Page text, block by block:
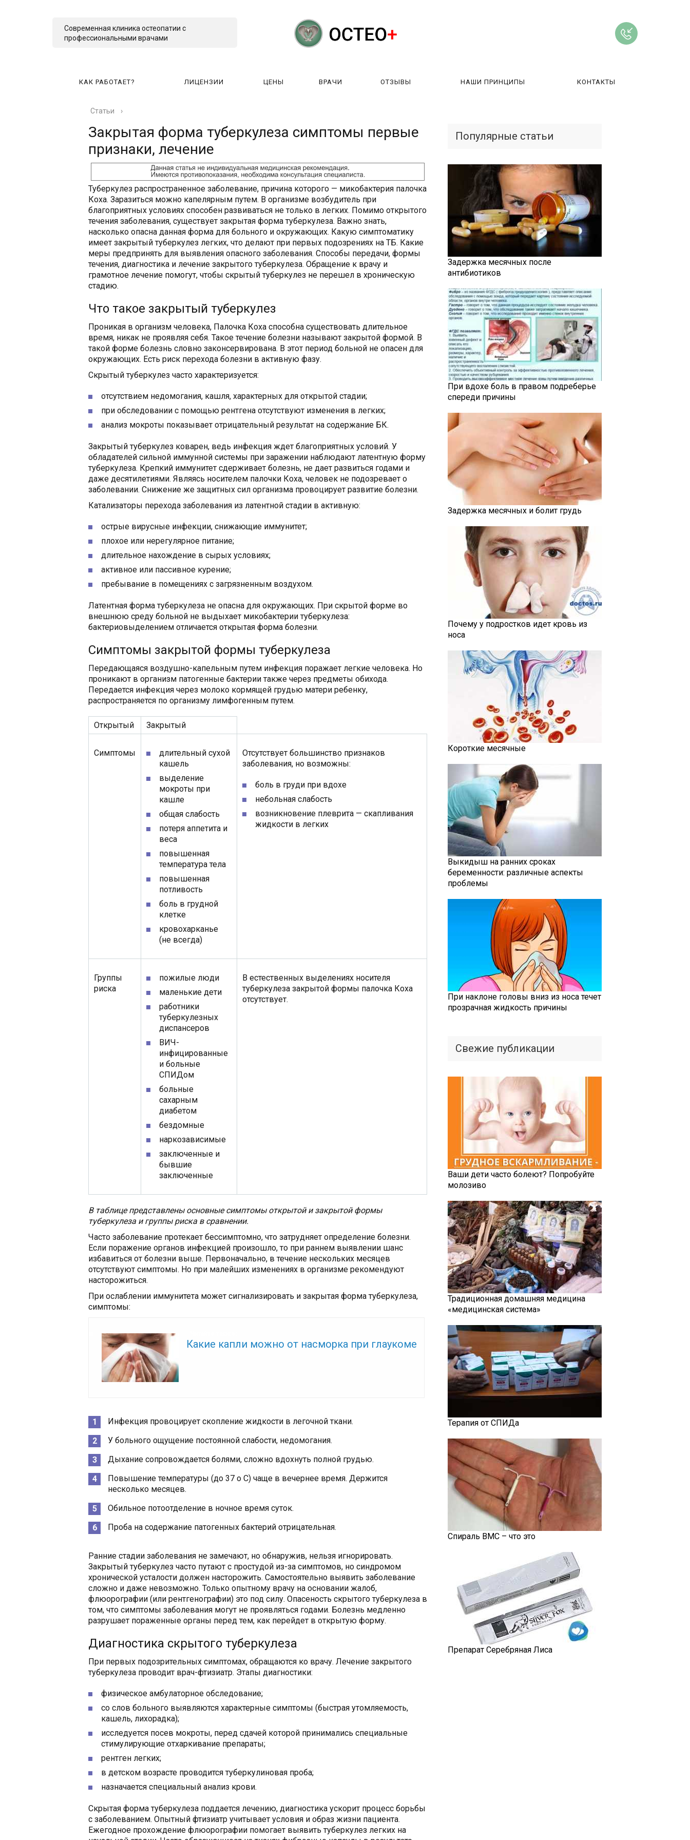
Современная клиника остеопатии с
профессиональными врачами
КАК РАБОТАЕТ? ЛИЦЕНЗИИ ЦЕНЫ ВРАЧИ ОТЗЫВЫ НАШИ ПРИНЦИПЫ КОНТАКТЫ
КАК РАБОТАЕТ?
Статьи ›
Закрытая форма туберкулеза симптомы первые
признаки, лечение
Туберкулез распространенное заболевание, причина которого — микобактерия палочка
Коха. Заразиться можно капелярным путем. В организме возбудитель при
благоприятных условиях способен развиваться не только в легких. Помимо открытого
течения заболевания, существует закрытая форма туберкулеза. Важно знать,
насколько опасна данная форма для больного и окружающих. Какую симптоматику
имеет закрытый туберкулез легких, что делают при первых подозрениях на ТБ. Какие
меры предпринять для выявления опасного заболевания. Способы передачи, формы
течения, диагностика и лечение закрытого туберкулеза. Обращение к врачу и
грамотное лечение помогут, чтобы скрытый туберкулез не перешел в хроническую
стадию.
Что такое закрытый туберкулез
Проникая в организм человека, Палочка Коха способна существовать длительное
время, никак не проявляя себя. Такое течение болезни называют закрытой формой. В
такой форме болезнь словно законсервирована. В этот период больной не опасен для
окружающих. Есть риск перехода болезни в активную фазу.
Скрытый туберкулез часто характеризуется:
отсутствием недомогания, кашля, характерных для открытой стадии;
при обследовании с помощью рентгена отсутствуют изменения в легких;
анализ мокроты показывает отрицательный результат на содержание БК.
Закрытый туберкулез коварен, ведь инфекция ждет благоприятных условий. У
обладателей сильной иммунной системы при заражении наблюдают латентную форму
туберкулеза. Крепкий иммунитет сдерживает болезнь, не дает развиться годами и
даже десятилетиями. Являясь носителем палочки Коха, человек не подозревает о
заболевании. Снижение же защитных сил организма провоцирует развитие болезни.
Катализаторы перехода заболевания из латентной стадии в активную:
острые вирусные инфекции, снижающие иммунитет;
плохое или нерегулярное питание;
длительное нахождение в сырых условиях;
активное или пассивное курение;
пребывание в помещениях с загрязненным воздухом.
Латентная форма туберкулеза не опасна для окружающих. При скрытой форме во
внешнюю среду больной не выдыхает микобактерии туберкулеза:
бактериовыделением отличается открытая форма болезни.
Симптомы закрытой формы туберкулеза
Передающаяся воздушно-капельным путем инфекция поражает легкие человека. Но
проникают в организм патогенные бактерии также через предметы обихода.
Передается инфекция через молоко кормящей грудью матери ребенку,
распространяется по организму лимфогенным путем.
Открытый Закрытый
Симптомы
длительный сухой
кашель
выделение
мокроты при
кашле
общая слабость
потеря аппетита и
веса
повышенная
температура тела
повышенная
потливость
боль в грудной
клетке
кровохарканье
(не всегда)
Отсутствует большинство признаков
заболевания, но возможны:
боль в груди при вдохе
небольная слабость
возникновение плеврита — скапливания
жидкости в легких
Группы
риска
пожилые люди
маленькие дети
работники
туберкулезных
диспансеров
ВИЧ-
инфицированные
и больные
СПИДом
больные
сахарным
диабетом
бездомные
наркозависимые
заключенные и
бывшие
заключенные
В естественных выделениях носителя
туберкулеза закрытой формы палочка Коха
отсутствует.
В таблице представлены основные симптомы открытой и закрытой формы
туберкулеза и группы риска в сравнении.
Часто заболевание протекает бессимптомно, что затрудняет определение болезни.
Если поражение органов инфекцией произошло, то при раннем выявлении шанс
избавиться от болезни выше. Первоначально, в течение нескольких месяцев
отсутствуют симптомы. Но при малейших изменениях в организме рекомендуют
насторожиться.
При ослаблении иммунитета может сигнализировать и закрытая форма туберкулеза,
симптомы:
Какие капли можно от насморка при глаукоме
Инфекция провоцирует скопление жидкости в легочной ткани.
У больного ощущение постоянной слабости, недомогания.
Дыхание сопровождается болями, сложно вдохнуть полной грудью.
Повышение температуры (до 37 о С) чаще в вечернее время. Держится
несколько месяцев.
Обильное потоотделение в ночное время суток.
Проба на содержание патогенных бактерий отрицательная.
Ранние стадии заболевания не замечают, но обнаружив, нельзя игнорировать.
Закрытый туберкулез часто путают с простудой из-за симптомов, но синдромом
хронической усталости должен насторожить. Самостоятельно выявить заболевание
сложно и даже невозможно. Только опытному врачу на основании жалоб,
флюорографии (или рентгенографии) это под силу. Опасеность скрытого туберкулеза в
том, что симптомы заболевания могут не проявляться годами. Болезнь медленно
разрушает пораженные органы перед тем, как перейдет в открытую форму.
Диагностика скрытого туберкулеза
При первых подозрительных симптомах, обращаются ко врачу. Лечение закрытого
туберкулеза проводит врач-фтизиатр. Этапы диагностики:
физическое амбулаторное обследование;
со слов больного выявляются характерные симптомы (быстрая утомляемость,
кашель, лихорадка);
исследуется посев мокроты, перед сдачей которой принимались специальные
стимулирующие отхаркивание препараты;
рентген легких;
в детском возрасте проводится туберкулиновая проба;
назначается специальный анализ крови.
Скрытая форма туберкулеза поддается лечению, диагностика ускорит процесс борьбы
с заболеванием. Опытный фтизиатр учитывает условия и образ жизни пациента.
Ежегодное прохождение флюорографии помогает выявить туберкулез легких на
Популярные статьи
Задержка месячных после
антибиотиков
При вдохе боль в правом подреберье
спереди причины
Задержка месячных и болит грудь
Почему у подростков идет кровь из
носа
Короткие месячные
Выкидыш на ранних сроках
беременности: различные аспекты
проблемы
При наклоне головы вниз из носа течет
прозрачная жидкость причины
Свежие публикации
Ваши дети часто болеют? Попробуйте
молозиво
Традиционная домашняя медицина
«медицинская система»
Терапия от СПИДа
Спираль ВМС – что это
Препарат Серебряная Лиса